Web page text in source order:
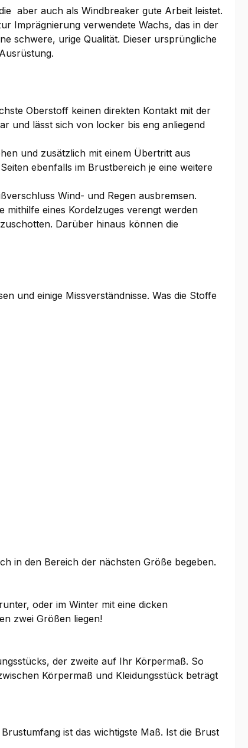
aber auch als Windbreaker gute Arbeit leistet.
Imprägnierung verwendete Wachs, das in der
schwere, urige Qualität. Dieser ursprüngliche
Oberstoff keinen direkten Kontakt mit der
und lässt sich von locker bis eng anliegend
und zusätzlich mit einem Übertritt aus
ebenfalls im Brustbereich je eine weitere
Wind- und Regen ausbremsen.
mithilfe eines Kordelzuges verengt werden
Darüber hinaus können die
und einige Missverständnisse. Was die Stoffe
in den Bereich der nächsten Größe begeben.
oder im Winter mit eine dicken
zwei Größen liegen!
der zweite auf Ihr Körpermaß. So
Körpermaß und Kleidungsstück beträgt
ist das wichtigste Maß. Ist die Brust